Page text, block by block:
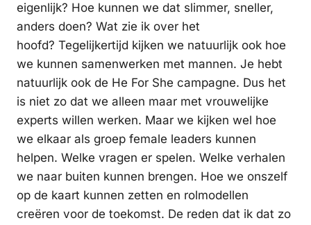
eigenlijk? Hoe kunnen we dat slimmer, sneller,
anders doen? Wat zie ik over het
hoofd? Tegelijkertijd kijken we natuurlijk ook hoe
we kunnen samenwerken met mannen. Je hebt
natuurlijk ook de He For She campagne. Dus het
is niet zo dat we alleen maar met vrouwelijke
experts willen werken. Maar we kijken wel hoe
we elkaar als groep female leaders kunnen
helpen. Welke vragen er spelen. Welke verhalen
we naar buiten kunnen brengen. Hoe we onszelf
op de kaart kunnen zetten en rolmodellen
creëren voor de toekomst. De reden dat ik dat zo